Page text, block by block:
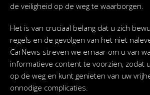
de veiligheid op de weg te waarborgen.
Het is van cruciaal belang dat u zich
regels en de gevolgen van het niet
CarNews streven we ernaar om u van
informatieve content te voorzien, zodat
op de weg en kunt genieten van uw
onnodige complicaties.